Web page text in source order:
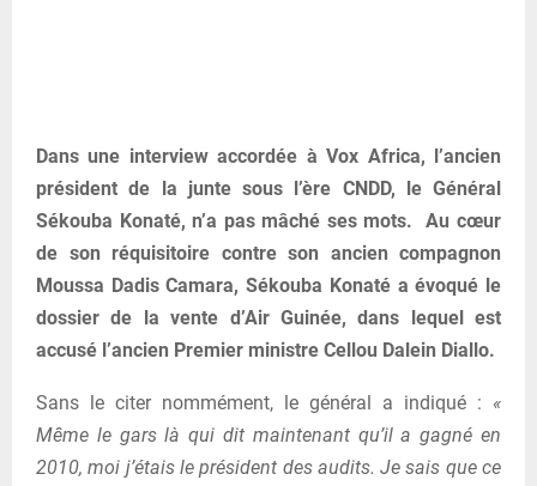
Dans une interview accordée à Vox Africa, l’ancien
président de la junte sous l’ère CNDD, le Général
Sékouba Konaté, n’a pas mâché ses mots. Au cœur
de son réquisitoire contre son ancien compagnon
Moussa Dadis Camara, Sékouba Konaté a évoqué le
dossier de la vente d’Air Guinée, dans lequel est
accusé l’ancien Premier ministre Cellou Dalein Diallo.
Sans le citer nommément, le général a indiqué : «
Même le gars là qui dit maintenant qu’il a gagné en
2010, moi j’étais le président des audits. Je sais que ce